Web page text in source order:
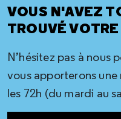
VOUS N'AVEZ
TROUVÉ
N’hésitez pas à nous
vous apporterons
les 72h (du mardi au